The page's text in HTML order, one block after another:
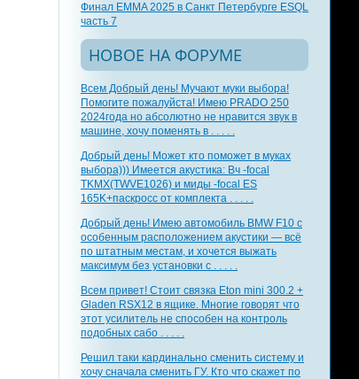
Финал EMMA 2025 в Санкт Петербурге ESQL
часть 7
НОВОЕ НА ФОРУМЕ
Всем Добрый день! Мучают муки выбора!
Помогите пожалуйста! Имею PRADO 250
2024года но абсолютно не нравится звук в
машине, хочу поменять в . . . . .
Добрый день! Может кто поможет в муках
выбора))) Имеется акустика: Вч -focal
TKMX(TWVE1026) и миды -focal ES
165K+паскросс от комплекта . . . . .
Добрый день! Имею автомобиль BMW F10 с
особенным расположением акустики — всё
по штатным местам, и хочется выжать
максимум без установки с . . . . .
Всем привет! Стоит связка Eton mini 300.2 +
Gladen RSX12 в ящике. Многие говорят что
этот усилитель не способен на контроль
подобных сабо . . . . .
Решил таки кардинально сменить систему и
хочу сначала сменить ГУ. Кто что скажет по